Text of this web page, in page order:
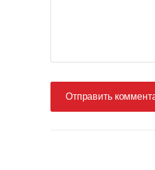
Отправить